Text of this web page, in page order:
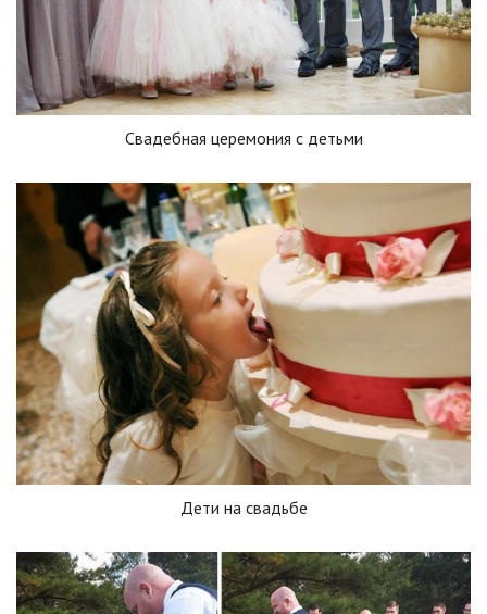
Свадебная церемония с детьми
Дети на свадьбе